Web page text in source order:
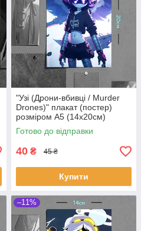
"Узі (Дрони-вбивці / Murder
Drones)" плакат (постер)
розміром А5 (14х20см)
Готово до відправки
40 ₴ 45 ₴
Купити
–11%